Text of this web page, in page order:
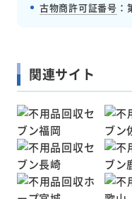
古物商許可証番号 ：
関連サイト